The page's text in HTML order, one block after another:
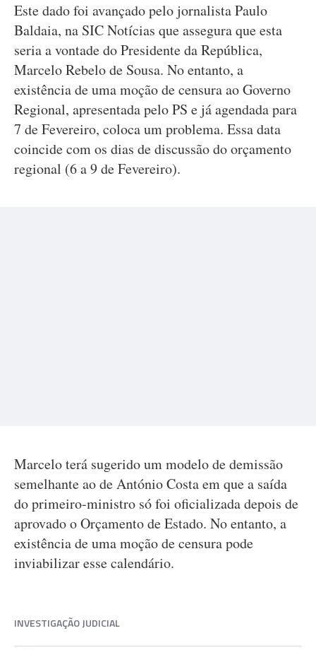
Este dado foi avançado pelo jornalista Paulo
Baldaia, na SIC Notícias que assegura que esta
seria a vontade do Presidente da República,
Marcelo Rebelo de Sousa. No entanto, a
existência de uma moção de censura ao Governo
Regional, apresentada pelo PS e já agendada para
7 de Fevereiro, coloca um problema. Essa data
coincide com os dias de discussão do orçamento
regional (6 a 9 de Fevereiro).
Marcelo terá sugerido um modelo de demissão
semelhante ao de António Costa em que a saída
do primeiro-ministro só foi oficializada depois de
aprovado o Orçamento de Estado. No entanto, a
existência de uma moção de censura pode
inviabilizar esse calendário.
INVESTIGAÇÃO JUDICIAL